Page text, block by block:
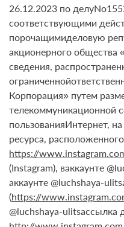
26.12.2023 по
соответствующими
порочащимиделовую
акционерного общества
сведения,
Корпорация» путем
телекоммуникационной
пользованияИнтернет,
ресурса,
https://
(Instagram), ваккаунте
аккаунте @luchshaya-
(https://
@luchshaya-ulitsaссылка